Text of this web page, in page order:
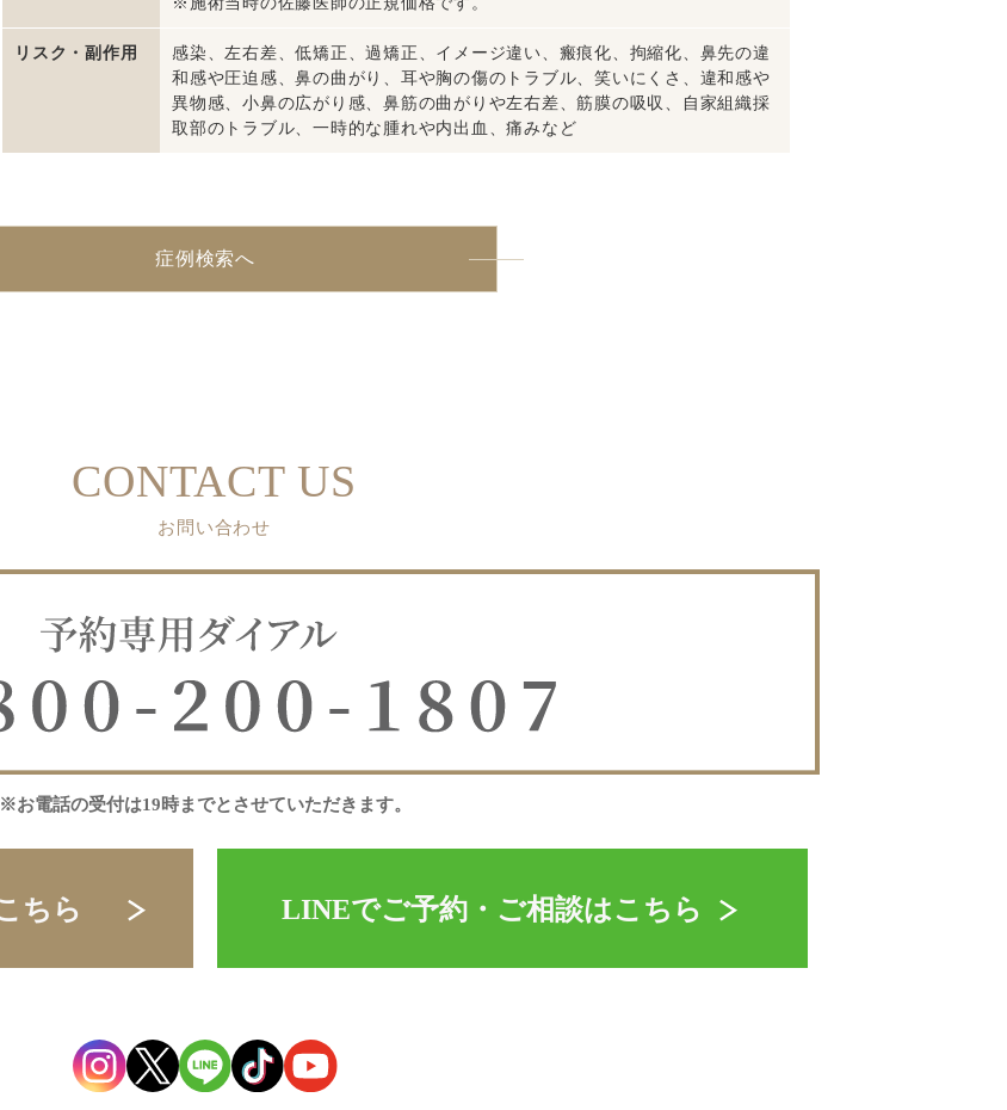
リスク・副作用
感染、左右差、低矯正、過矯正、イメージ違い、瘢痕化、拘縮化、鼻先の違
和感や圧迫感、鼻の曲がり、耳や胸の傷のトラブル、笑いにくさ、違和感や
異物感、小鼻の広がり感、鼻筋の曲がりや左右差、筋膜の吸収、自家組織採
取部のトラブル、一時的な腫れや内出血、痛みなど
症例検索へ
CONTACT US
お問い合わせ
※お電話の受付は19時までとさせていただきます。